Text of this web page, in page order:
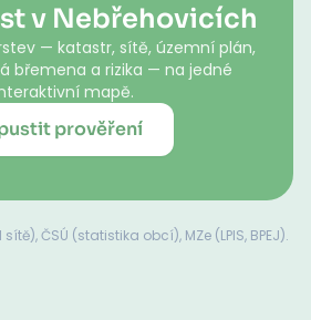
v Nebřehovicích
— katastr, sítě, územní plán,
břemena a rizika — na jedné
mapě.
prověření
ČSÚ (statistika obcí), MZe (LPIS, BPEJ).